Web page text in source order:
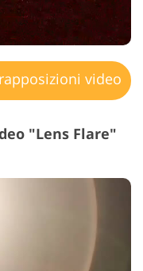
video
"Lens Flare"